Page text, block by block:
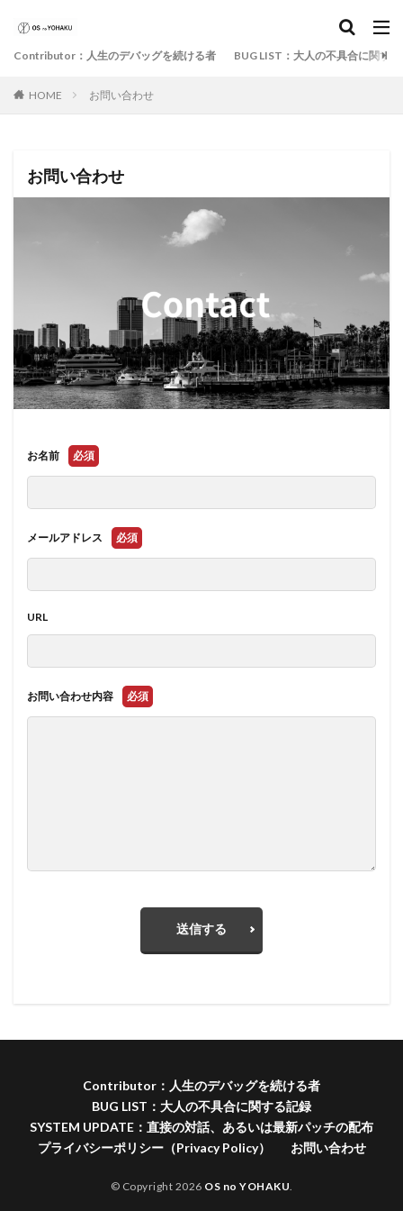
Contributor：人生のデバッグを続ける者 BUG LIST：大人の不具合に関す
HOME お問い合わせ
お問い合わせ
お名前 必須
メールアドレス 必須
URL
お問い合わせ内容 必須
送信する
Contributor：人生のデバッグを続ける者
BUG LIST：大人の不具合に関する記録
SYSTEM UPDATE：直接の対話、あるいは最新パッチの配布
プライバシーポリシー（Privacy Policy）
お問い合わせ
© Copyright 2026 OS no YOHAKU.